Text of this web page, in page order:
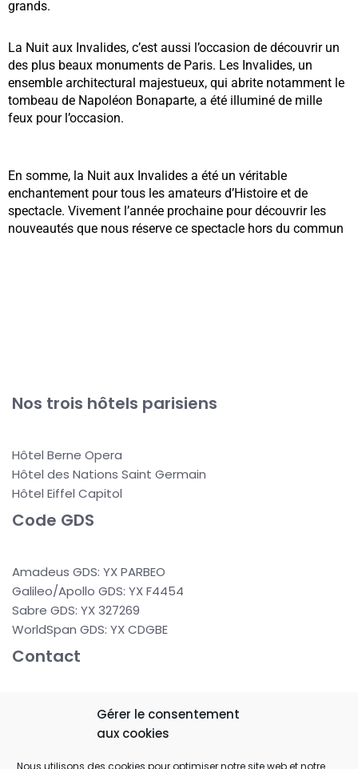
Gérer le consentement
aux cookies
Nous utilisons des cookies pour optimiser notre site web et notre
grands.
La Nuit aux Invalides, c’est aussi l’occasion de découvrir un
des plus beaux monuments de Paris. Les Invalides, un
ensemble architectural majestueux, qui abrite notamment le
tombeau de Napoléon Bonaparte, a été illuminé de mille
feux pour l’occasion.
En somme, la Nuit aux Invalides a été un véritable
enchantement pour tous les amateurs d’Histoire et de
spectacle. Vivement l’année prochaine pour découvrir les
nouveautés que nous réserve ce spectacle hors du commun
Nos trois hôtels parisiens
Hôtel Berne Opera
Hôtel des Nations Saint Germain
Hôtel Eiffel Capitol
Code GDS
Amadeus GDS: YX PARBEO
Galileo/Apollo GDS: YX F4454
Sabre GDS: YX 327269
WorldSpan GDS: YX CDGBE
Contact
37 rue de Berne